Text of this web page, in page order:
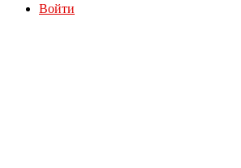
Войти